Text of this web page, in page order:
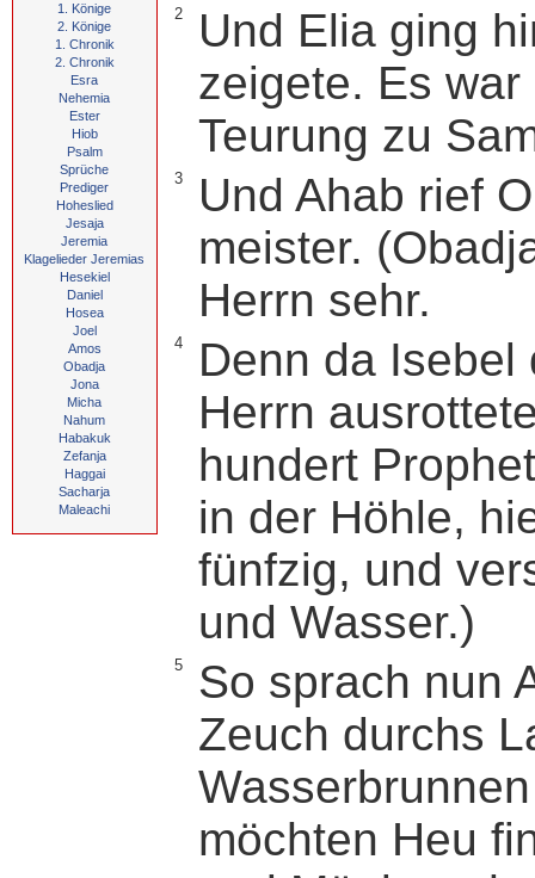
1. Könige
2. Könige
1. Chronik
2. Chronik
Esra
Nehemia
Ester
Hiob
Psalm
Sprüche
Prediger
Hoheslied
Jesaja
Jeremia
Klagelieder Jeremias
Hesekiel
Daniel
Hosea
Joel
Amos
Obadja
Jona
Micha
Nahum
Habakuk
Zefanja
Haggai
Sacharja
Maleachi
2
Und Elia ging
zeigete. Es
Teurung zu
3
Und Ahab rief
meister.
Herrn sehr.
4
Denn da Isebel
Herrn
hundert
in der Höhle,
fünfzig, und
und Wasser.)
5
So sprach nun
Zeuch durchs
möchten Heu